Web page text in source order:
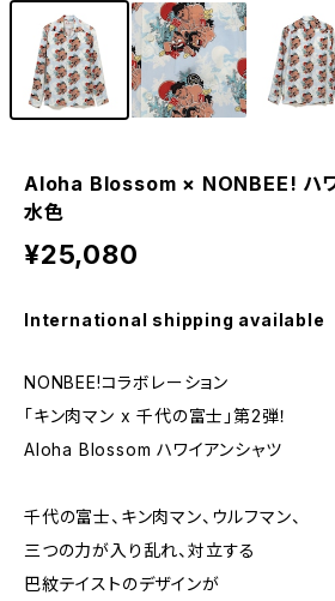
Aloha Blossom × NONBEE! ハワ
水色
¥25,080
International shipping available
NONBEE!コラボレーション
「キン肉マン x 千代の富士」第2弾！
Aloha Blossom ハワイアンシャツ
千代の富士、キン肉マン、ウルフマン、
三つの力が入り乱れ、対立する
巴紋テイストのデザインが